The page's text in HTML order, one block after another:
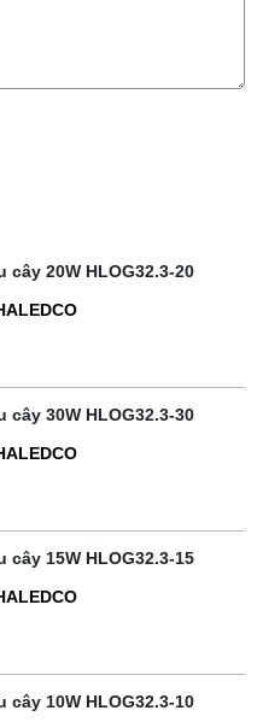
cây 20W HLOG32.3-20
cây 30W HLOG32.3-30
cây 15W HLOG32.3-15
cây 10W HLOG32.3-10